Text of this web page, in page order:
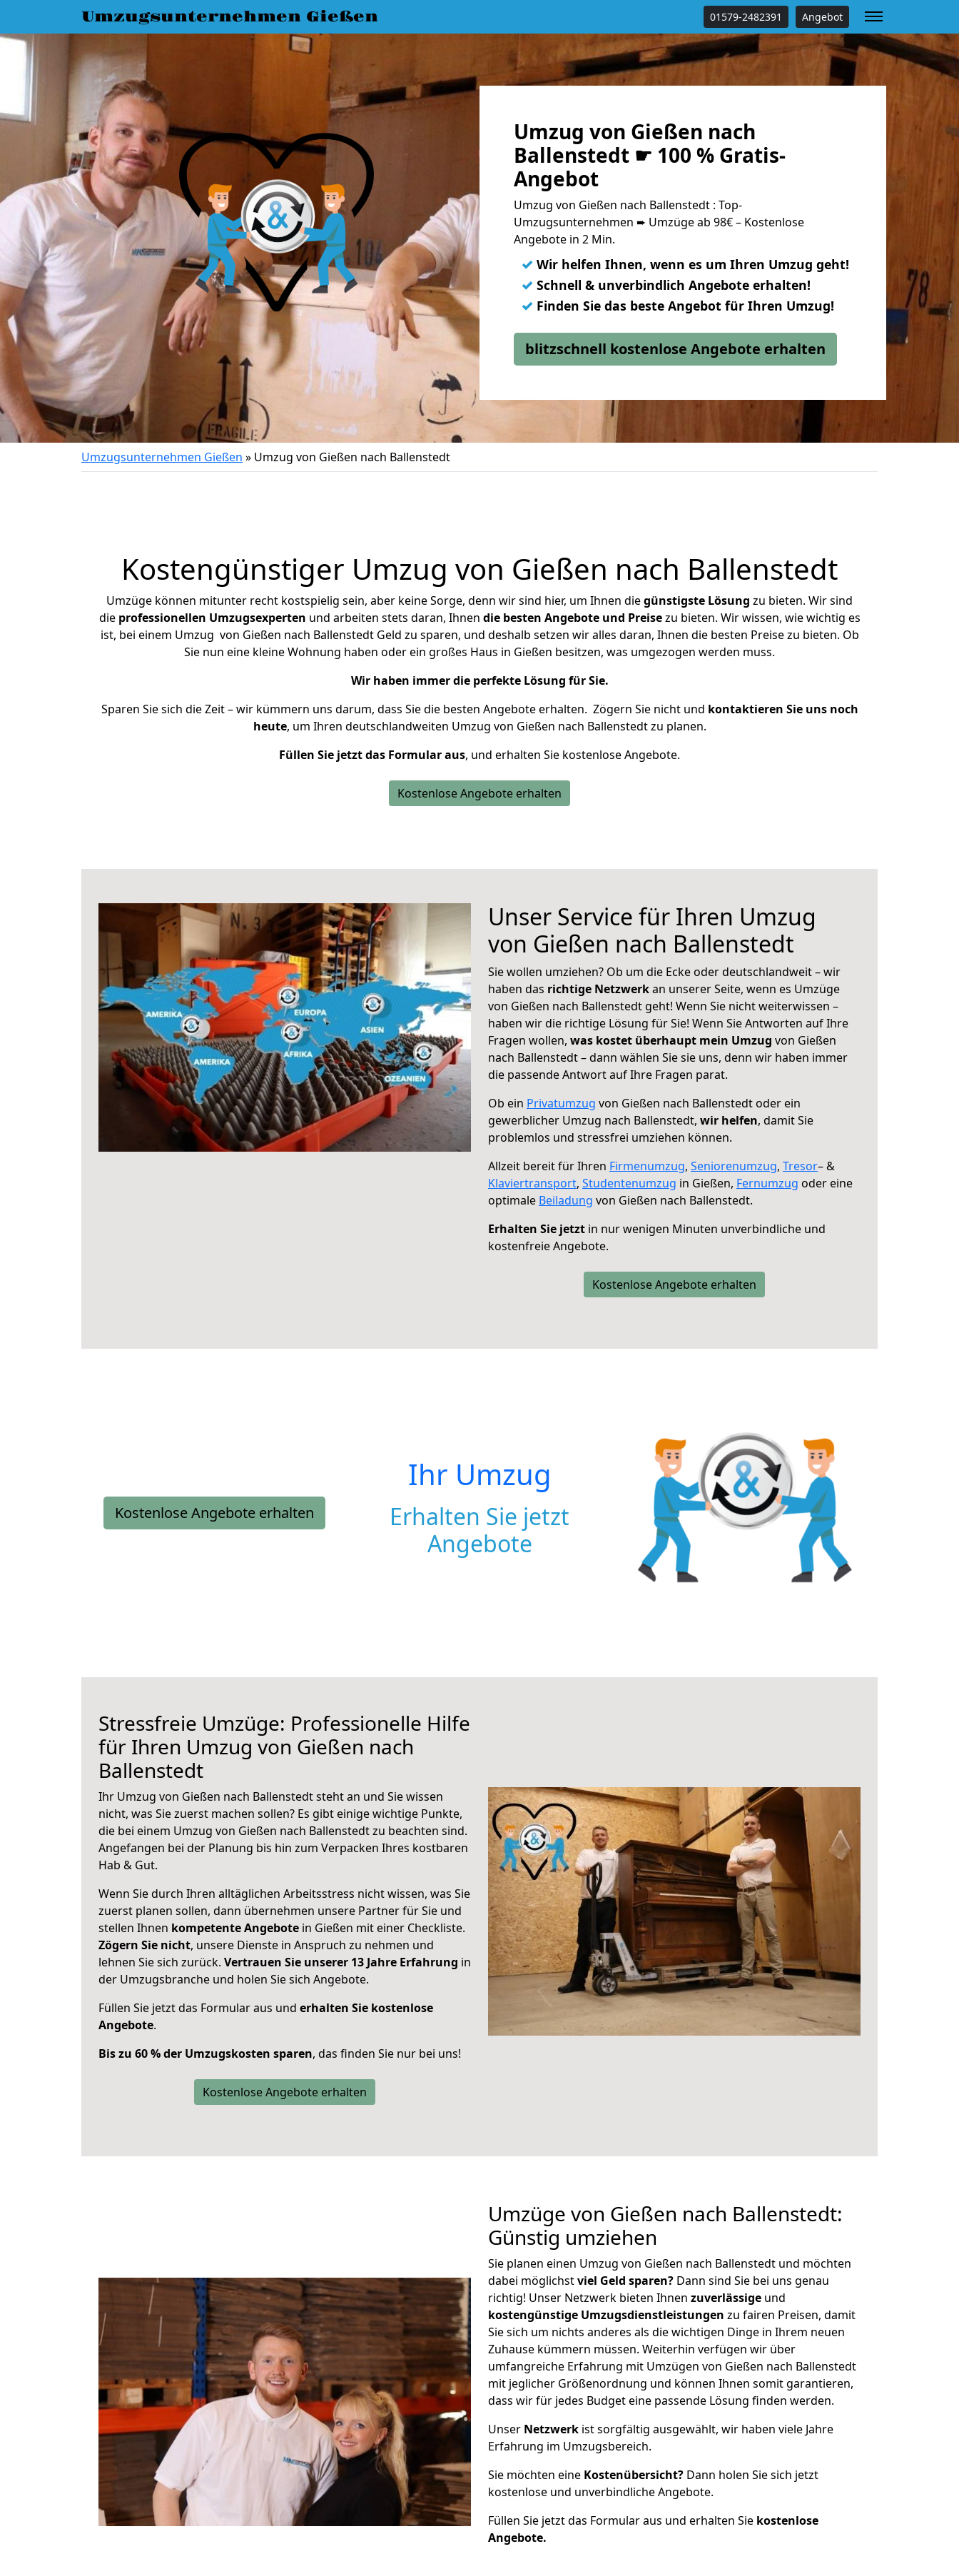
Umzugsunternehmen Gießen 01579-2482391 Angebot
Umzug von Gießen nach
Ballenstedt ☛ 100 % Gratis-
Angebot
Umzug von Gießen nach Ballenstedt : Top-
Umzugsunternehmen ➨ Umzüge ab 98€ – Kostenlose
Angebote in 2 Min.
✓ Wir helfen Ihnen, wenn es um Ihren Umzug geht!
✓ Schnell & unverbindlich Angebote erhalten!
✓ Finden Sie das beste Angebot für Ihren Umzug!
blitzschnell kostenlose Angebote erhalten
Umzugsunternehmen Gießen » Umzug von Gießen nach Ballenstedt
Kostengünstiger Umzug von Gießen nach Ballenstedt
Umzüge können mitunter recht kostspielig sein, aber keine Sorge, denn wir sind hier, um Ihnen diegünstigste Lösung zu bieten. Wir sind
die professionellen Umzugsexperten und arbeiten stets daran, Ihnen die besten Angebote und Preisezu bieten. Wir wissen, wie wichtig es
ist, bei einem Umzug von Gießen nach Ballenstedt Geld zu sparen, und deshalb setzen wir alles daran, Ihnen die besten Preise zu bieten. Ob
Sie nun eine kleine Wohnung haben oder ein großes Haus in Gießen besitzen, was umgezogen werden muss.
Wir haben immer die perfekte Lösung für Sie.
Sparen Sie sich die Zeit – wir kümmern uns darum, dass Sie die besten Angebote erhalten. Zögern Sie nicht und kontaktieren Sie uns noch
heute, um Ihren deutschlandweiten Umzug von Gießen nach Ballenstedt zu planen.
Füllen Sie jetzt das Formular aus, und erhalten Sie kostenlose Angebote.
Kostenlose Angebote erhalten
Unser Service für Ihren Umzug
von Gießen nach Ballenstedt
Sie wollen umziehen? Ob um die Ecke oder deutschlandweit – wir
haben das richtige Netzwerkan unserer Seite, wenn es Umzüge
von Gießen nach Ballenstedt geht! Wenn Sie nicht weiterwissen –
haben wir die richtige Lösung für Sie! Wenn Sie Antworten auf Ihre
Fragen wollen, was kostet überhaupt mein Umzug von Gießen
nach Ballenstedt – dann wählen Sie sie uns, denn wir haben immer
die passende Antwort auf Ihre Fragen parat.
Ob ein Privatumzug von Gießen nach Ballenstedt oder ein
gewerblicher Umzug nach Ballenstedt, wir helfen, damit Sie
problemlos und stressfrei umziehen können.
Allzeit bereit für Ihren Firmenumzug, Seniorenumzug, Tresor– &
Klaviertransport, Studentenumzug in Gießen, Fernumzug oder eine
optimale Beiladung von Gießen nach Ballenstedt.
Erhalten Sie jetzt in nur wenigen Minuten unverbindliche und
kostenfreie Angebote.
Kostenlose Angebote erhalten
Kostenlose Angebote erhalten
Ihr Umzug
Erhalten Sie jetzt
Angebote
Stressfreie Umzüge: Professionelle Hilfe
für Ihren Umzug von Gießen nach
Ballenstedt
Ihr Umzug von Gießen nach Ballenstedt steht an und Sie wissen
nicht, was Sie zuerst machen sollen? Es gibt einige wichtige Punkte,
die bei einem Umzug von Gießen nach Ballenstedt zu beachten sind.
Angefangen bei der Planung bis hin zum Verpacken Ihres kostbaren
Hab & Gut.
Wenn Sie durch Ihren alltäglichen Arbeitsstress nicht wissen, was Sie
zuerst planen sollen, dann übernehmen unsere Partner für Sie und
stellen Ihnen kompetente Angebote in Gießen mit einer Checkliste.
Zögern Sie nicht, unsere Dienste in Anspruch zu nehmen und
lehnen Sie sich zurück. Vertrauen Sie unserer 13 Jahre Erfahrung in
der Umzugsbranche und holen Sie sich Angebote.
Füllen Sie jetzt das Formular aus und erhalten Sie kostenlose
Angebote.
Bis zu 60 % der Umzugskosten sparen, das finden Sie nur bei uns!
Kostenlose Angebote erhalten
Umzüge von Gießen nach Ballenstedt:
Günstig umziehen
Sie planen einen Umzug von Gießen nach Ballenstedt und möchten
dabei möglichstviel Geld sparen? Dann sind Sie bei uns genau
richtig! Unser Netzwerk bieten Ihnen zuverlässige und
kostengünstige Umzugsdienstleistungen zu fairen Preisen, damit
Sie sich um nichts anderes als die wichtigen Dinge in Ihrem neuen
Zuhause kümmern müssen. Weiterhin verfügen wir über
umfangreiche Erfahrung mit Umzügen von Gießen nach Ballenstedt
mit jeglicher Größenordnung und können Ihnen somit garantieren,
dass wir für jedes Budget eine passende Lösung finden werden.
Unser Netzwerk ist sorgfältig ausgewählt, wir haben viele Jahre
Erfahrung im Umzugsbereich.
Sie möchten eine Kostenübersicht? Dann holen Sie sich jetzt
kostenlose und unverbindliche Angebote.
Füllen Sie jetzt das Formular aus und erhalten Sie kostenlose
Angebote.